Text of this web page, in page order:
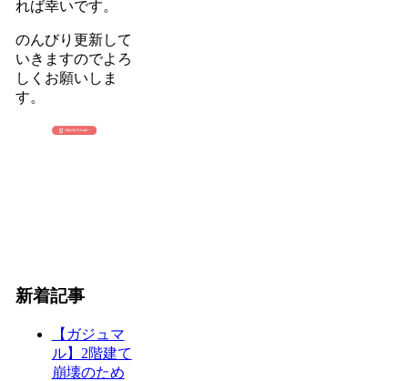
れば幸いです。
のんびり更新して
いきますのでよろ
しくお願いしま
す。
新着記事
【ガジュマ
ル】2階建て
崩壊のため